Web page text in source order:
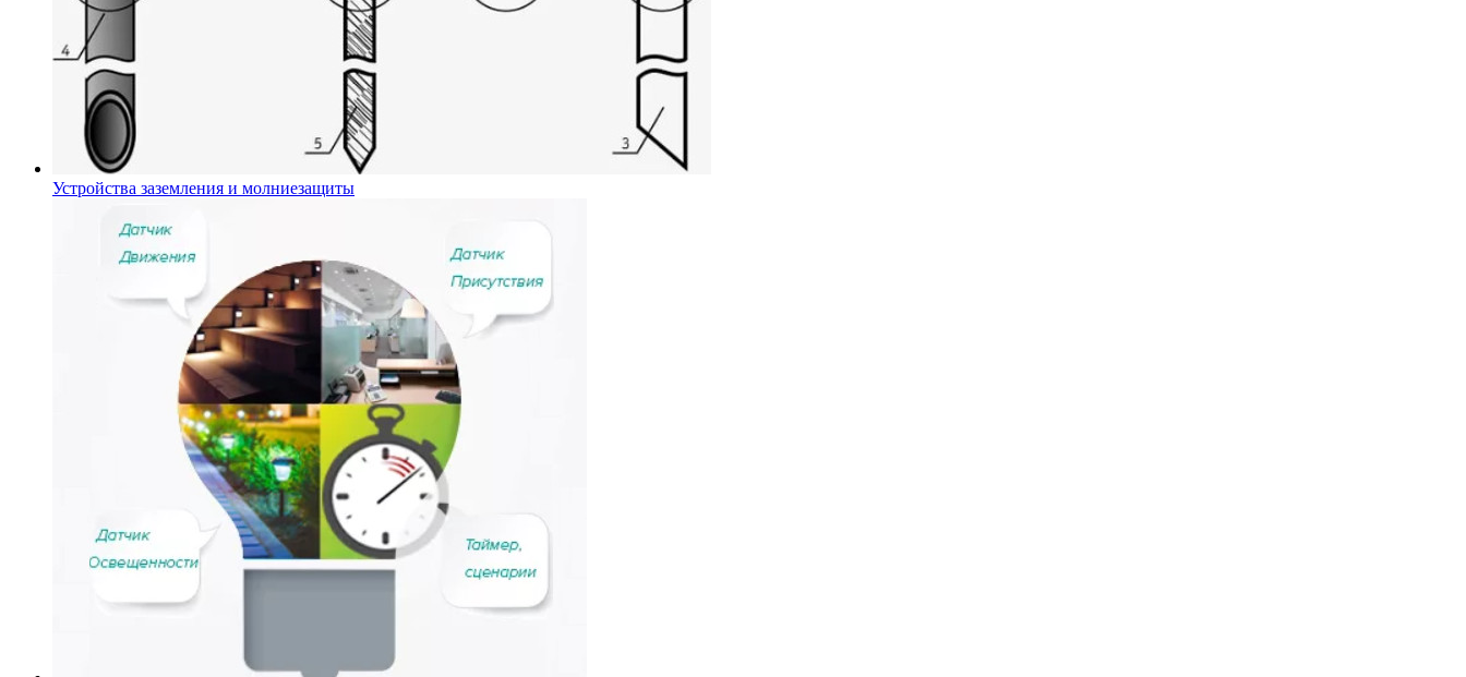
Устройства заземления и молниезащиты